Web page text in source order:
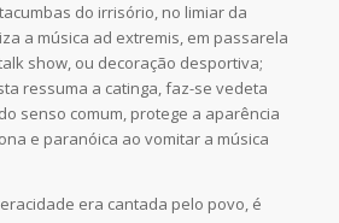
do irrisório, no limiar da
a música ad extremis, em passarela
show, ou decoração desportiva;
ressuma a catinga, faz-se vedeta
senso comum, protege a aparência
e paranóica ao vomitar a música
era cantada pelo povo, é